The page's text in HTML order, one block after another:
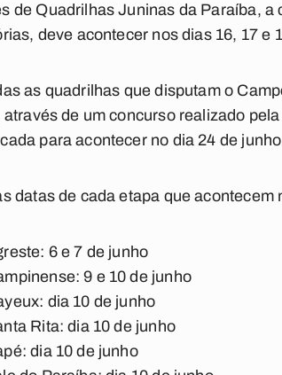
de Quadrilhas Juninas da Paraíba,
deve acontecer nos dias 16, 17 e
as quadrilhas que disputam o
através de um concurso realizado pela
para acontecer no dia 24 de
datas de cada etapa que acontecem
6 e 7 de junho
9 e 10 de junho
dia 10 de junho
Rita: dia 10 de junho
dia 10 de junho